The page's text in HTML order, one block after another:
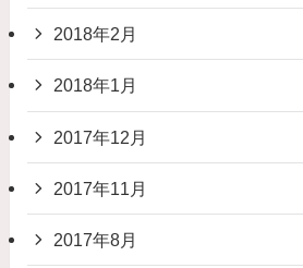
2018年2月
2018年1月
2017年12月
2017年11月
2017年8月